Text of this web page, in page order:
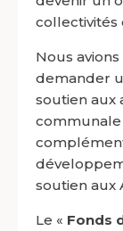
collectivités
Nous
demander
soutien aux
communale
soutien aux
Le « Fonds